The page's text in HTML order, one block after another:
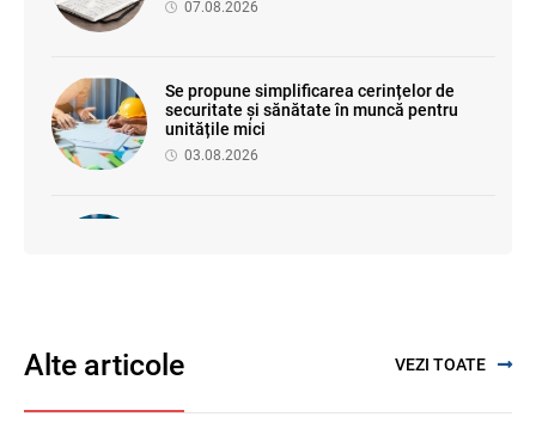
07.08.2026
Se propune simplificarea cerințelor de
securitate și sănătate în muncă pentru
unitățile mici
03.08.2026
Se propune modificarea Legii auditului —
Alte articole VEZI TOATE